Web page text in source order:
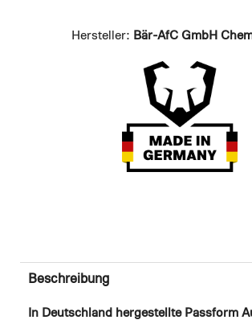
Hersteller: Bär-AfC GmbH
Beschreibung
In Deutschland hergestellte Passform